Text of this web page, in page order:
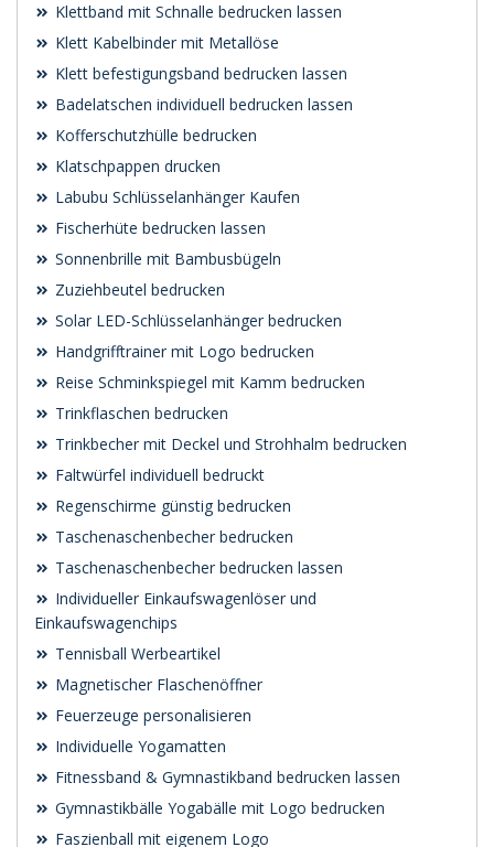
Klettband mit Schnalle bedrucken lassen
Klett Kabelbinder mit Metallöse
Klett befestigungsband bedrucken lassen
Badelatschen individuell bedrucken lassen
Kofferschutzhülle bedrucken
Klatschpappen drucken
Labubu Schlüsselanhänger Kaufen
Fischerhüte bedrucken lassen
Sonnenbrille mit Bambusbügeln
Zuziehbeutel bedrucken
Solar LED-Schlüsselanhänger bedrucken
Handgrifftrainer mit Logo bedrucken
Reise Schminkspiegel mit Kamm bedrucken
Trinkflaschen bedrucken
Trinkbecher mit Deckel und Strohhalm bedrucken
Faltwürfel individuell bedruckt
Regenschirme günstig bedrucken
Taschenaschenbecher bedrucken
Taschenaschenbecher bedrucken lassen
Individueller Einkaufswagenlöser und
Einkaufswagenchips
Tennisball Werbeartikel
Magnetischer Flaschenöffner
Feuerzeuge personalisieren
Individuelle Yogamatten
Fitnessband & Gymnastikband bedrucken lassen
Gymnastikbälle Yogabälle mit Logo bedrucken
Faszienball mit eigenem Logo